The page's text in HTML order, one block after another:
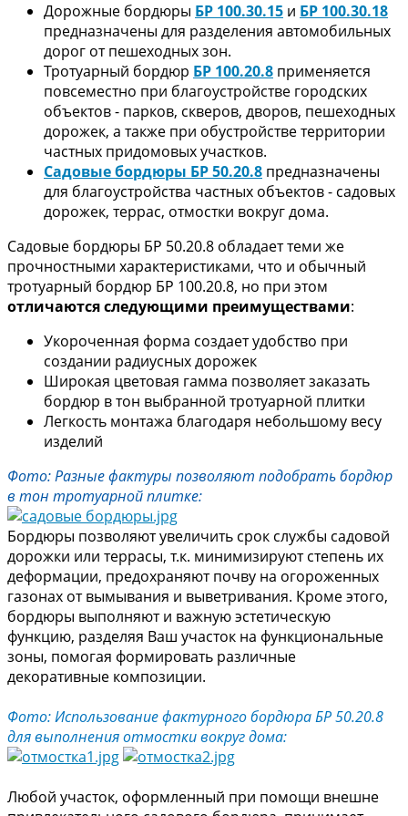
Дорожные бордюры БР 100.30.15 и БР 100.30.18
предназначены для разделения автомобильных
дорог от пешеходных зон.
Тротуарный бордюр БР 100.20.8 применяется
повсеместно при благоустройстве городских
объектов - парков, скверов, дворов, пешеходных
дорожек, а также при обустройстве территории
частных придомовых участков.
Садовые бордюры БР 50.20.8 предназначены
для благоустройства частных объектов - садовых
дорожек, террас, отмостки вокруг дома.
Садовые бордюры БР 50.20.8 обладает теми же
прочностными характеристиками, что и обычный
тротуарный бордюр БР 100.20.8, но при этом
отличаются следующими преимуществами:
Укороченная форма создает удобство при
создании радиусных дорожек
Широкая цветовая гамма позволяет заказать
бордюр в тон выбранной тротуарной плитки
Легкость монтажа благодаря небольшому весу
изделий
Фото: Разные фактуры позволяют подобрать бордюр
в тон тротуарной плитке:
Бордюры позволяют увеличить срок службы садовой
дорожки или террасы, т.к. минимизируют степень их
деформации, предохраняют почву на огороженных
газонах от вымывания и выветривания. Кроме этого,
бордюры выполняют и важную эстетическую
функцию, разделяя Ваш участок на функциональные
зоны, помогая формировать различные
декоративные композиции.
Фото: Использование фактурного бордюра БР 50.20.8
для выполнения отмостки вокруг дома:
Любой участок, оформленный при помощи внешне